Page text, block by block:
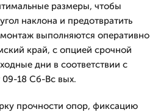
размеры, чтобы
наклона и предотвратить
выполняются оперативно
край, с опцией срочной
дни в соответствии с
18 Сб-Вс вых.
прочности опор, фиксацию